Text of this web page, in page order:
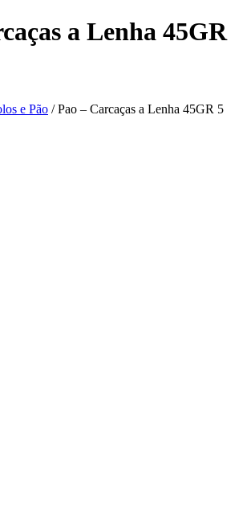
a Lenha 45GR
e Pão / Pao – Carcaças a Lenha 45GR 5